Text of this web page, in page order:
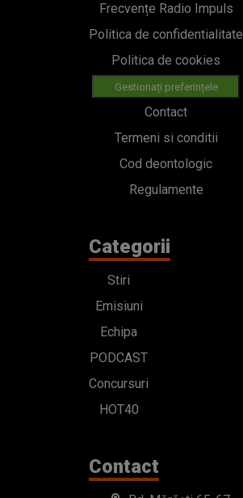
Frecvențe Radio Impuls
Politica de confidentialitate
Politica de cookies
Gestionați preferințele
Contact
Termeni si conditii
Cod deontologic
Regulamente
Categorii
Stiri
Emisiuni
Echipa
PODCAST
Concursuri
HOT40
Contact